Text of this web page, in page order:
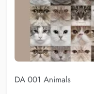
DA 001 Animals